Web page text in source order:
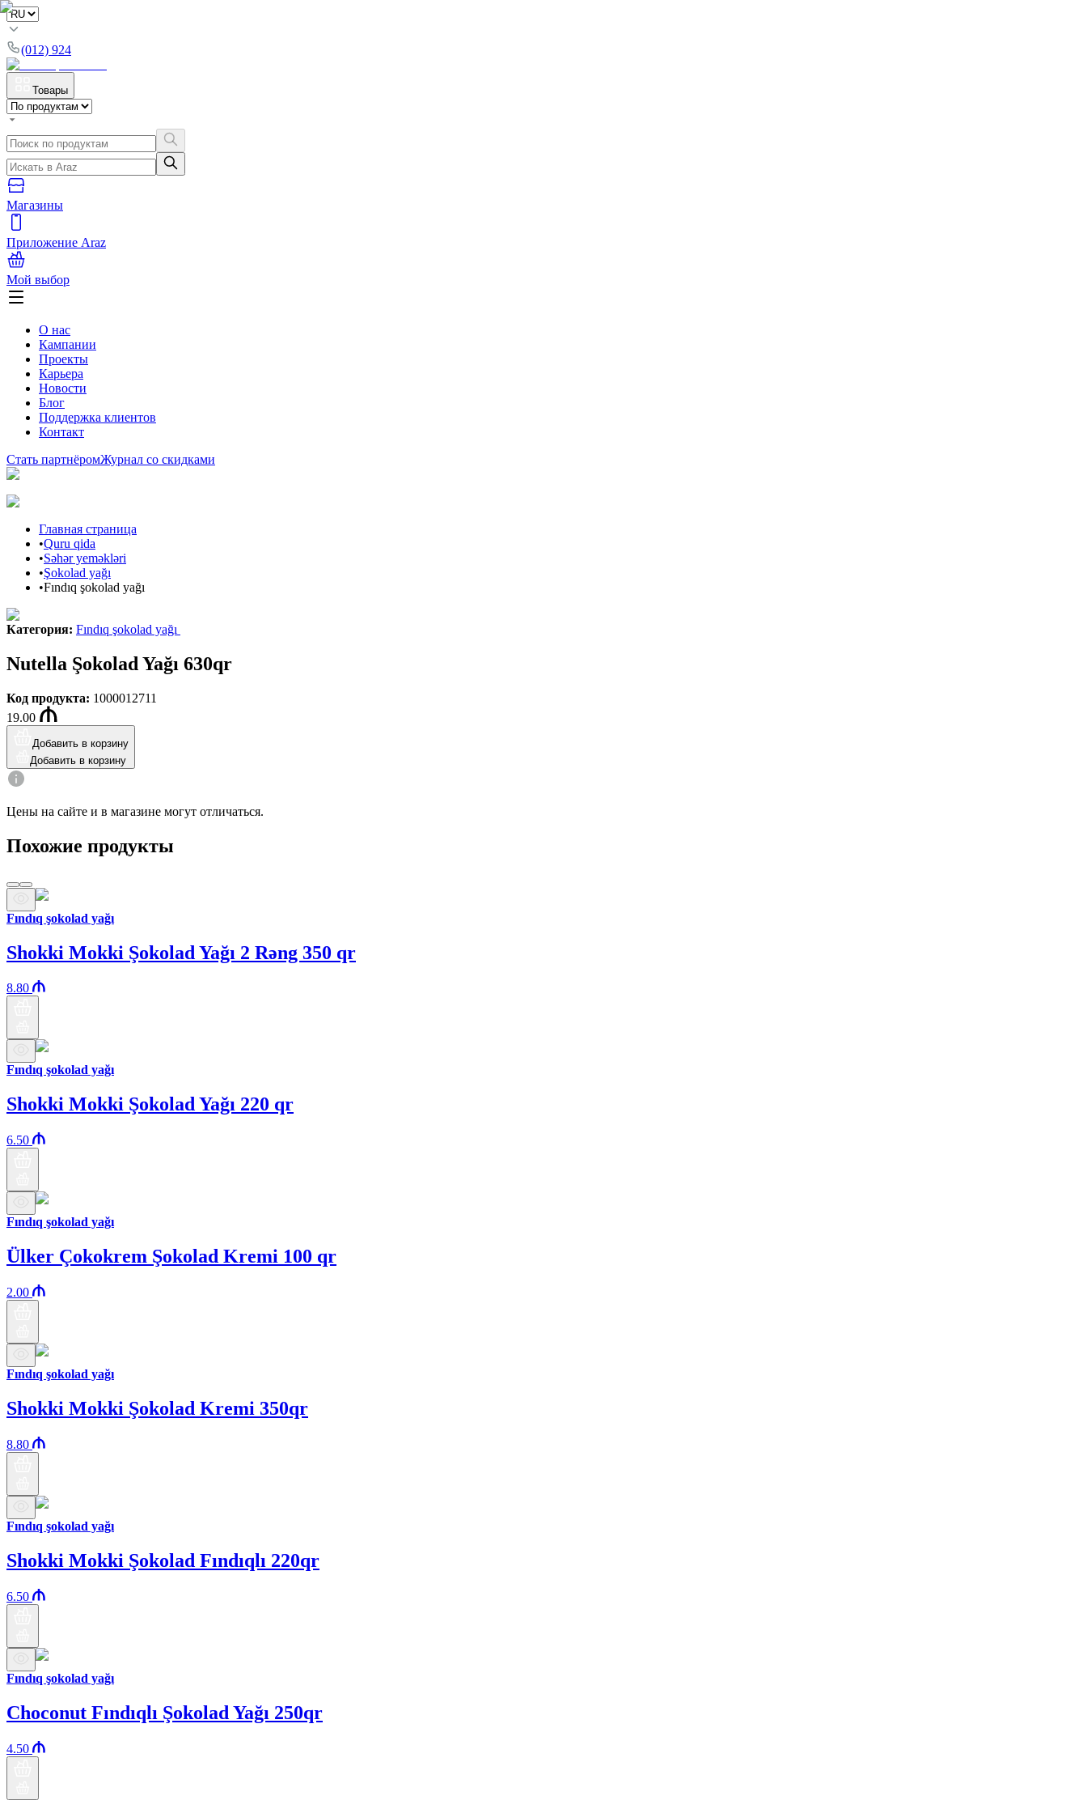
(012) 924
Товары
Магазины
Приложение Araz
Мой выбор
О нас
Кампании
Проекты
Карьера
Новости
Блог
Поддержка клиентов
Контакт
Стать партнёромЖурнал со скидками
Главная страница
•Quru qida
•Səhər yeməkləri
•Şokolad yağı
•Fındıq şokolad yağı
Категория: Fındıq şokolad yağı
Nutella Şokolad Yağı 630qr
Код продукта: 1000012711
19.00
Добавить в корзину
Добавить в корзину
Цены на сайте и в магазине могут отличаться.
Похожие продукты
Fındıq şokolad yağı
Shokki Mokki Şokolad Yağı 2 Rəng 350 qr
8.80
Fındıq şokolad yağı
Shokki Mokki Şokolad Yağı 220 qr
6.50
Fındıq şokolad yağı
Ülker Çokokrem Şokolad Kremi 100 qr
2.00
Fındıq şokolad yağı
Shokki Mokki Şokolad Kremi 350qr
8.80
Fındıq şokolad yağı
Shokki Mokki Şokolad Fındıqlı 220qr
6.50
Fındıq şokolad yağı
Choconut Fındıqlı Şokolad Yağı 250qr
4.50